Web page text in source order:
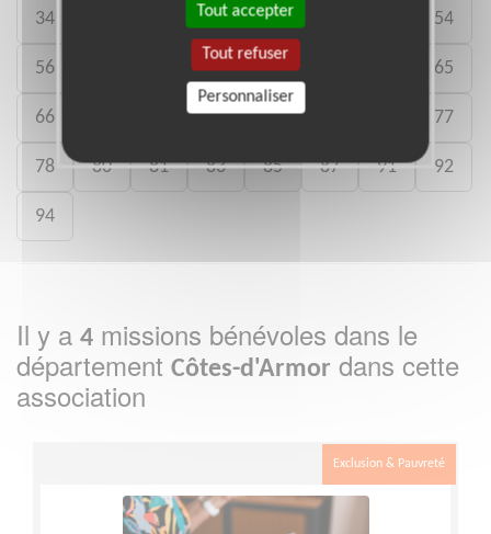
34 40 41 54
56 60 62 65
66 73 74 77
78 80 81 83 85 87 91 92
94
Il y a 4 missions bénévoles dans le
département Côtes-d'Armor dans cette
association
Exclusion & Pauvreté
Tout accepter
Tout refuser
Personnaliser